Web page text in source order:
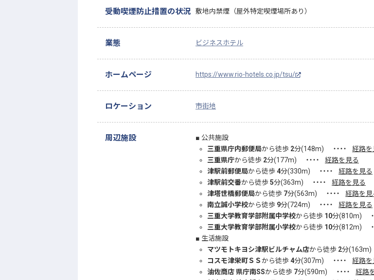
受動喫煙防止措置の状況 敷地内禁煙（屋外特定喫煙場所あり）
業態 ビジネスホテル
ホームページ https://www.rio-hotels.co.jp/tsu/
ロケーション 市街地
周辺施設
公共施設
三重県庁内郵便局から徒歩 2分(148m) ・・・・
経路を
三重県庁から徒歩 2分(177m) ・・・・
経路を見る
津駅前郵便局から徒歩4分(330m) ・・・・
経路を見る
津駅前交番から徒歩5分(363m) ・・・・
経路を見る
津塔世橋郵便局から徒歩 7分(563m) ・・・・
経路を見
南立誠小学校から徒歩 9分(724m) ・・・・
経路を見る
三重大学教育学部附属中学校から徒歩 10分(810m)
三重大学教育学部附属小学校から徒歩 10分(812m)
生活施設
マツモトキヨシ津駅ビルチャム店から徒歩 2分(163m)
コスモ津栄町ＳＳから徒歩4分(307m) ・・・・
経路を
油佐商店 県庁南SSから徒歩 7分(590m) ・・・・
経路